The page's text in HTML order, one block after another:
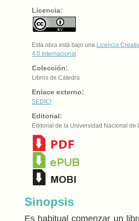
Licencia:
Esta obra está bajo una Licencia
4.0 Internacional
Colección:
Libros de Cátedra
Enlace externo:
SEDICI
Editorial:
Editorial de la Universidad Nacional de
Sinopsis
Es habitual comenzar un